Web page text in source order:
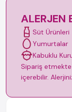
ALERJEN
Süt Ürünleri
Yumurtalar
Kabuklu
Sipariş etmekte
içerebilir.